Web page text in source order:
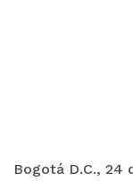
Bogotá D.C., 24